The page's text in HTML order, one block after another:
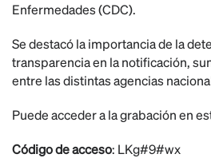
Enfermedades (CDC).
Se destacó la importancia de la
transparencia en la notificación,
entre las distintas agencias
Puede acceder a la grabación en
Código de acceso: LKg#9#wx